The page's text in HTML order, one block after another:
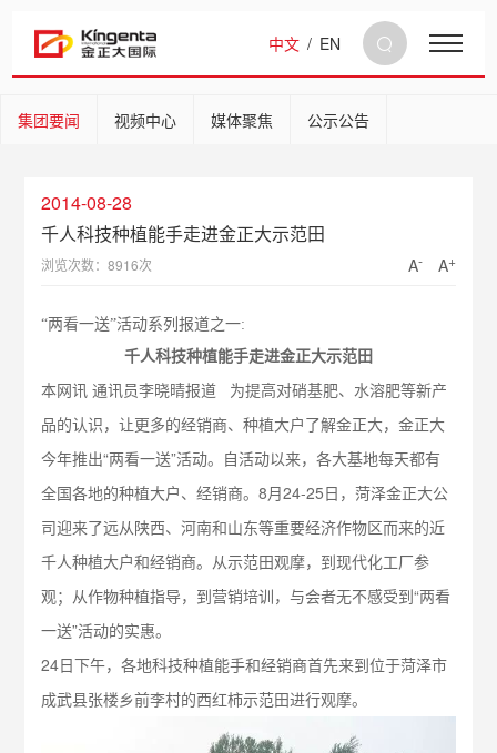
中文 / EN
集团要闻 视频中心 媒体聚焦 公示公告
2014-08-28
千人科技种植能手走进金正大示范田
浏览次数：8916次 A- A+
“两看一送”活动系列报道之一:
千人科技种植能手走进金正大示范田
本网讯 通讯员李晓晴报道 为提高对硝基肥、水溶肥等新产
品的认识，让更多的经销商、种植大户了解金正大，金正大
今年推出“两看一送”活动。自活动以来，各大基地每天都有
全国各地的种植大户、经销商。8月24-25日，菏泽金正大公
司迎来了远从陕西、河南和山东等重要经济作物区而来的近
千人种植大户和经销商。从示范田观摩，到现代化工厂参
观；从作物种植指导，到营销培训，与会者无不感受到“两看
一送”活动的实惠。
24日下午，各地科技种植能手和经销商首先来到位于菏泽市
成武县张楼乡前李村的西红柿示范田进行观摩。